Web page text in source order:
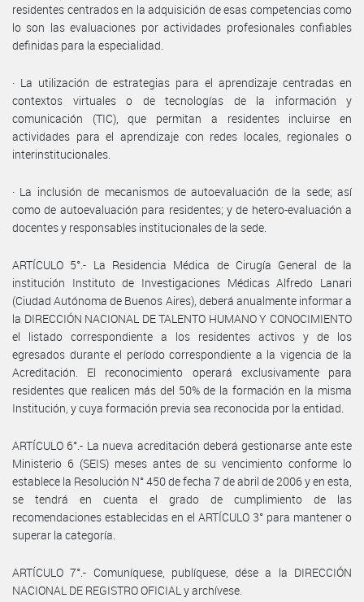
residentes centrados en la adquisición de esas competencias como
lo son las evaluaciones por actividades profesionales confiables
definidas para la especialidad.
· La utilización de estrategias para el aprendizaje centradas en
contextos virtuales o de tecnologías de la información y
comunicación (TIC), que permitan a residentes incluirse en
actividades para el aprendizaje con redes locales, regionales o
interinstitucionales.
· La inclusión de mecanismos de autoevaluación de la sede; así
como de autoevaluación para residentes; y de hetero-evaluación a
docentes y responsables institucionales de la sede.
ARTÍCULO 5°.- La Residencia Médica de Cirugía General de la
institución Instituto de Investigaciones Médicas Alfredo Lanari
(Ciudad Autónoma de Buenos Aires), deberá anualmente informar a
la DIRECCIÓN NACIONAL DE TALENTO HUMANO Y CONOCIMIENTO
el listado correspondiente a los residentes activos y de los
egresados durante el período correspondiente a la vigencia de la
Acreditación. El reconocimiento operará exclusivamente para
residentes que realicen más del 50% de la formación en la misma
Institución, y cuya formación previa sea reconocida por la entidad.
ARTÍCULO 6°.- La nueva acreditación deberá gestionarse ante este
Ministerio 6 (SEIS) meses antes de su vencimiento conforme lo
establece la Resolución N° 450 de fecha 7 de abril de 2006 y en esta,
se tendrá en cuenta el grado de cumplimiento de las
recomendaciones establecidas en el ARTÍCULO 3° para mantener o
superar la categoría.
ARTÍCULO 7°.- Comuníquese, publíquese, dése a la DIRECCIÓN
NACIONAL DE REGISTRO OFICIAL y archívese.